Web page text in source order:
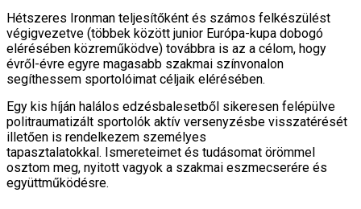
Hétszeres Ironman teljesítőként és számos felkészülést
végigvezetve (többek között junior Európa-kupa dobogó
elérésében közreműködve) továbbra is az a célom, hogy
évről-évre egyre magasabb szakmai színvonalon
segíthessem sportolóimat céljaik elérésében.
Egy kis híján halálos edzésbalesetből sikeresen felépülve
politraumatizált sportolók aktív versenyzésbe visszatérését
illetően is rendelkezem személyes
tapasztalatokkal. Ismereteimet és tudásomat örömmel
osztom meg, nyitott vagyok a szakmai eszmecserére és
együttműködésre.